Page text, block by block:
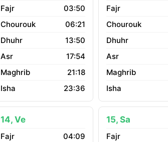
03:50
06:21
13:50
17:54
21:18
23:36
14, Ve
04:09
15, Sa